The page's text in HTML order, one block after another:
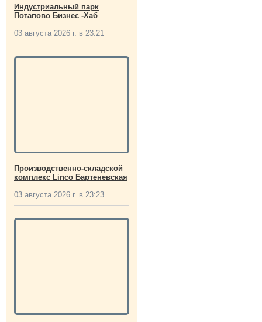
Индустриальный парк
Потапово Бизнес -Хаб
03 августа 2026 г. в 23:21
Производственно-складской
комплекс Linco Бартеневская
03 августа 2026 г. в 23:23